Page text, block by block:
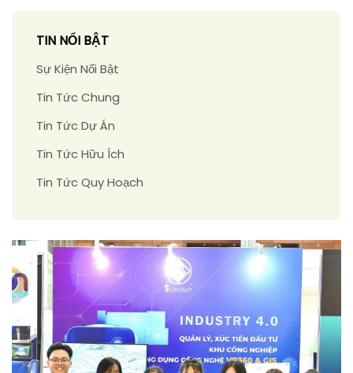
TIN NỔI BẬT
Sự Kiện Nổi Bật
Tin Tức Chung
Tin Tức Dự Án
Tin Tức Hữu Ích
Tin Tức Quy Hoạch